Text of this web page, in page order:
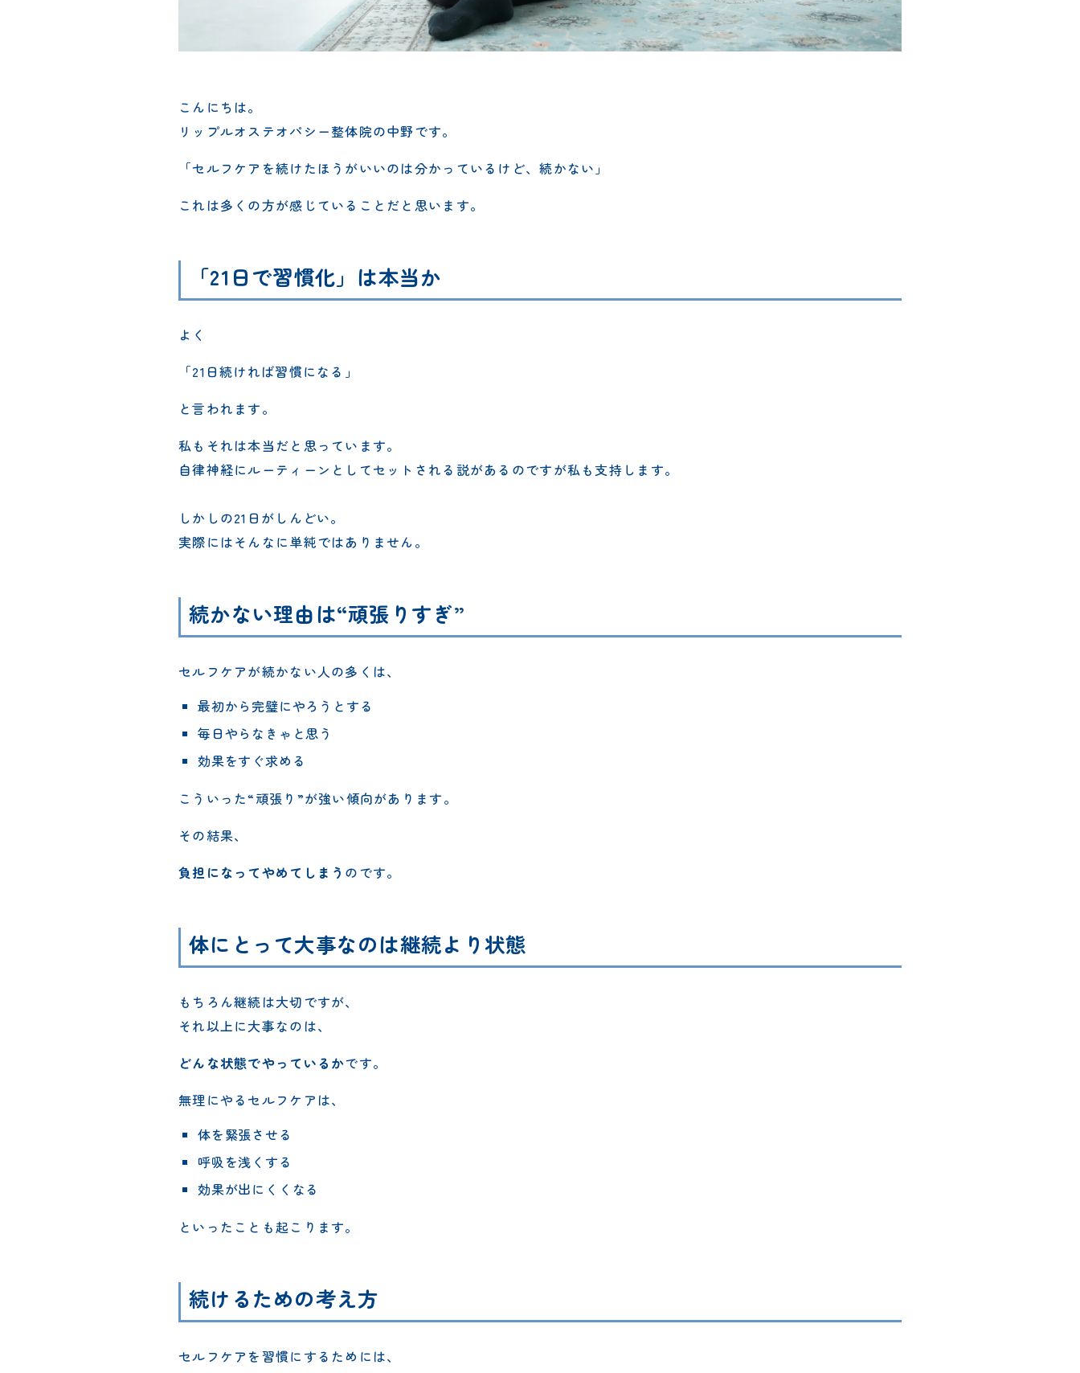
こんにちは。
リップルオステオパシー整体院の中野です。
「セルフケアを続けたほうがいいのは分かっているけど、続かない」
これは多くの方が感じていることだと思います。
「21日で習慣化」は本当か
よく
「21日続ければ習慣になる」
と言われます。
私もそれは本当だと思っています。
自律神経にルーティーンとしてセットされる説があるのですが私も支持します。
しかしの21日がしんどい。
実際にはそんなに単純ではありません。
続かない理由は“頑張りすぎ”
セルフケアが続かない人の多くは、
最初から完璧にやろうとする
毎日やらなきゃと思う
効果をすぐ求める
こういった“頑張り”が強い傾向があります。
その結果、
負担になってやめてしまう のです。
体にとって大事なのは継続より状態
もちろん継続は大切ですが、
それ以上に大事なのは、
どんな状態でやっているかです。
無理にやるセルフケアは、
体を緊張させる
呼吸を浅くする
効果が出にくくなる
といったことも起こります。
続けるための考え方
セルフケアを習慣にするためには、